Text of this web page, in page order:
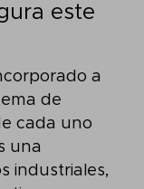
este
a
de
cada uno
una
industriales,